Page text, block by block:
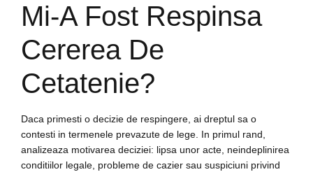
Mi-A Fost Respinsa
Cererea De
Cetatenie?
Daca primesti o decizie de respingere, ai dreptul sa o
contesti in termenele prevazute de lege. In primul rand,
analizeaza motivarea deciziei: lipsa unor acte, neindeplinirea
conditiilor legale, probleme de cazier sau suspiciuni privind